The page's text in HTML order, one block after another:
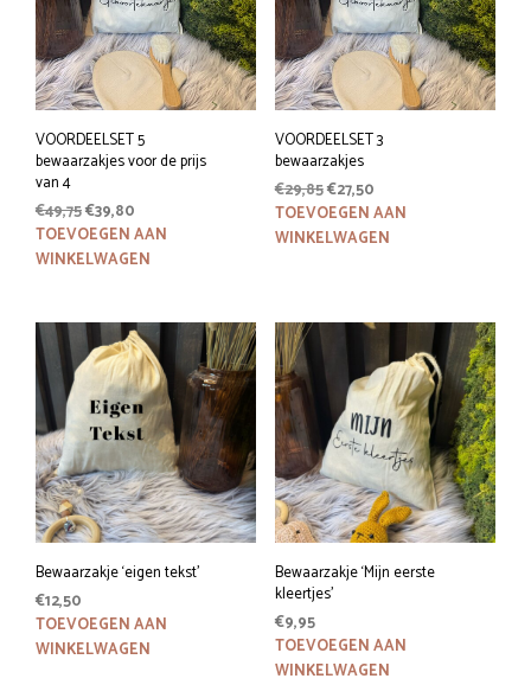
VOORDEELSET 5
bewaarzakjes voor de prijs
van 4
€49,75Oorspronkelijke
prijs
was:
€39,80
prijs
is:
TOEVOEGEN AAN
WINKELWAGEN
VOORDEELSET 3
bewaarzakjes
€29,85Oorspronkelijke
prijs
was:
€27,50Huidige
prijs
is:
TOEVOEGEN AAN
WINKELWAGEN
Bewaarzakje ‘eigen tekst’
€12,50
TOEVOEGEN AAN
WINKELWAGEN
Bewaarzakje ‘Mijn eerste
kleertjes’
€9,95
TOEVOEGEN AAN
WINKELWAGEN